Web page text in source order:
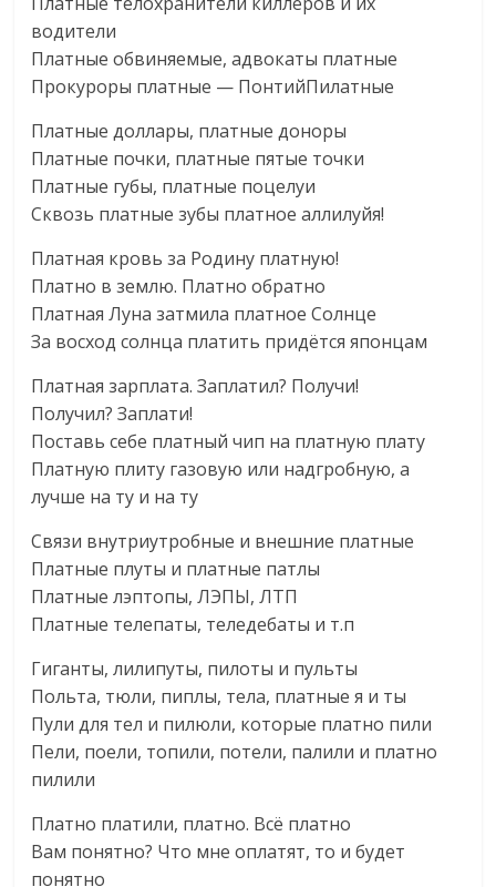
водители
Платные обвиняемые, адвокаты платные
Прокуроры платные — ПонтийПилатные
Платные доллары, платные доноры
Платные почки, платные пятые точки
Платные губы, платные поцелуи
Сквозь платные зубы платное аллилуйя!
Платная кровь за Родину платную!
Платно в землю. Платно обратно
Платная Луна затмила платное Солнце
За восход солнца платить придётся японцам
Платная зарплата. Заплатил? Получи!
Получил? Заплати!
Поставь себе платный чип на платную плату
Платную плиту газовую или надгробную, а
лучше на ту и на ту
Связи внутриутробные и внешние платные
Платные плуты и платные патлы
Платные лэптопы, ЛЭПЫ, ЛТП
Платные телепаты, теледебаты и т.п
Гиганты, лилипуты, пилоты и пульты
Польта, тюли, пиплы, тела, платные я и ты
Пули для тел и пилюли, которые платно пили
Пели, поели, топили, потели, палили и платно
пилили
Платно платили, платно. Всё платно
Вам понятно? Что мне оплатят, то и будет
понятно